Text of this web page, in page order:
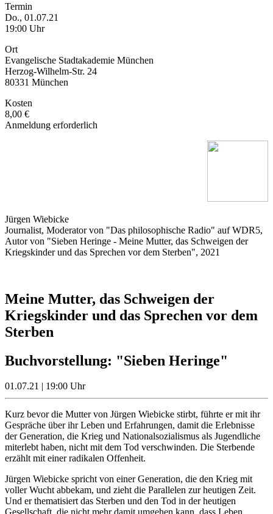
Termin
Do., 01.07.21
19:00 Uhr
Ort
Evangelische Stadtakademie München
Herzog-Wilhelm-Str. 24
80331 München
Kosten
8,00 €
Anmeldung erforderlich
Jürgen Wiebicke
Journalist, Moderator von "Das philosophische Radio" auf WDR5,
Autor von "Sieben Heringe - Meine Mutter, das Schweigen der
Kriegskinder und das Sprechen vor dem Sterben", 2021
Meine Mutter, das Schweigen der
Kriegskinder und das Sprechen vor dem
Sterben
Buchvorstellung: "Sieben Heringe"
01.07.21 | 19:00 Uhr
Kurz bevor die Mutter von Jürgen Wiebicke stirbt, führte er mit ihr
Gespräche über ihr Leben und Erfahrungen, damit die Erlebnisse
der Generation, die Krieg und Nationalsozialismus als Jugendliche
miterlebt haben, nicht mit dem Tod verschwinden. Die Sterbende
erzählt mit einer radikalen Offenheit.
Jürgen Wiebicke spricht von einer Generation, die den Krieg mit
voller Wucht abbekam, und zieht die Parallelen zur heutigen Zeit.
Und er thematisiert das Sterben und den Tod in der heutigen